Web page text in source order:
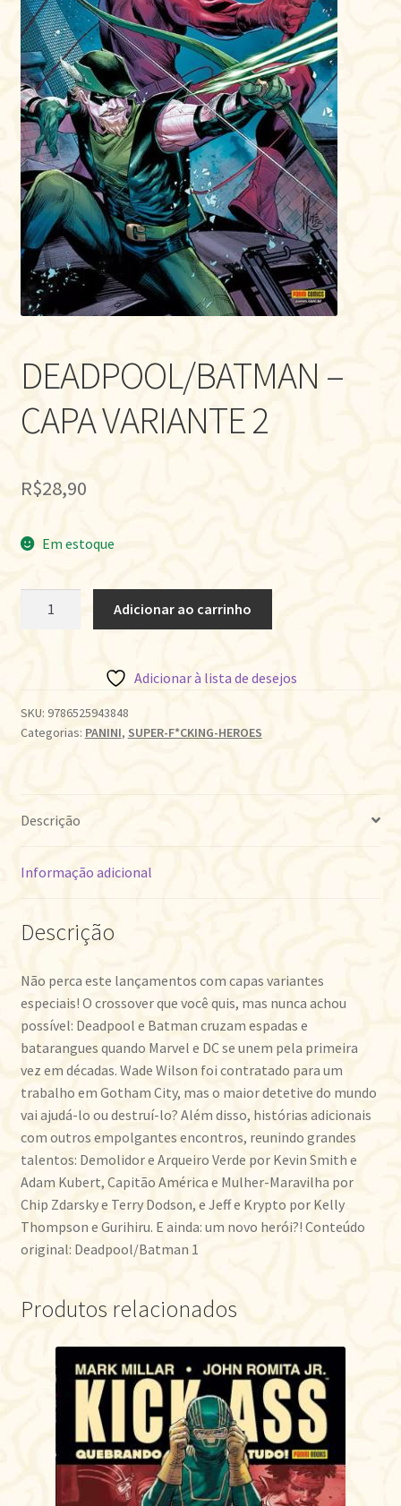
DEADPOOL/BATMAN –
CAPA VARIANTE 2
R$28,90
Em estoque
quantidade
Adicionar ao carrinho
Adicionar à lista de desejos
SKU: 9786525943848
Categorias: PANINI, SUPER-F*CKING-HEROES
Descrição
Informação adicional
Descrição
Não perca este lançamentos com capas variantes
especiais! O crossover que você quis, mas nunca achou
possível: Deadpool e Batman cruzam espadas e
batarangues quando Marvel e DC se unem pela primeira
vez em décadas. Wade Wilson foi contratado para um
trabalho em Gotham City, mas o maior detetive do mundo
vai ajudá-lo ou destruí-lo? Além disso, histórias adicionais
com outros empolgantes encontros, reunindo grandes
talentos: Demolidor e Arqueiro Verde por Kevin Smith e
Adam Kubert, Capitão América e Mulher-Maravilha por
Chip Zdarsky e Terry Dodson, e Jeff e Krypto por Kelly
Thompson e Gurihiru. E ainda: um novo herói?! Conteúdo
original: Deadpool/Batman 1
Produtos relacionados